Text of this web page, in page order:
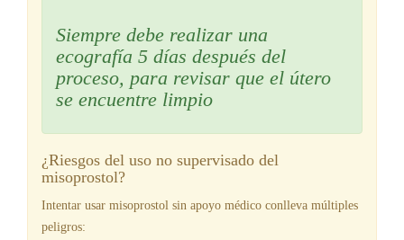
Siempre debe realizar una
ecografía 5 días después del
proceso, para revisar que el útero
se encuentre limpio
¿Riesgos del uso no supervisado del
misoprostol?
Intentar usar misoprostol sin apoyo médico conlleva múltiples
peligros: